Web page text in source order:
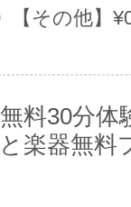
円 ＋
円
ース：レ
10,800円
【その他】
無料30分
楽器無料